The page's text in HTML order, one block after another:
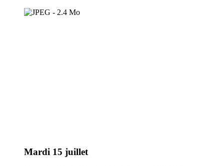
Mardi 15 juillet